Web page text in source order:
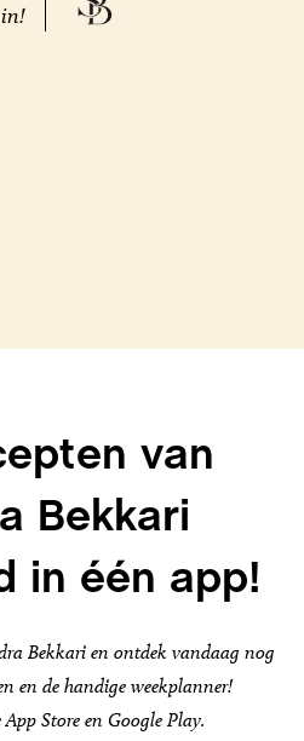
in!
van
Bekkari
in één app!
Bekkari en ontdek vandaag nog
en de handige weekplanner!
Store en Google Play.